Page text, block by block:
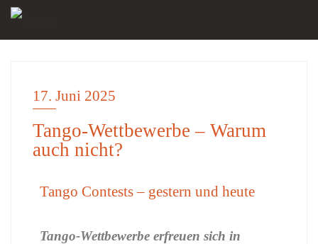
ALLGEMEIN
17. Juni 2025
Tango-Wettbewerbe – Warum
auch nicht?
Tango Contests – gestern und heute
Tango-Wettbewerbe erfreuen sich in